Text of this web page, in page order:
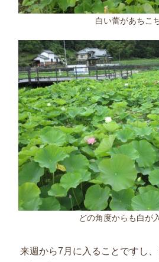
白い蕾があちこ
どの角度からも白が
来週から7 月に入ることですし